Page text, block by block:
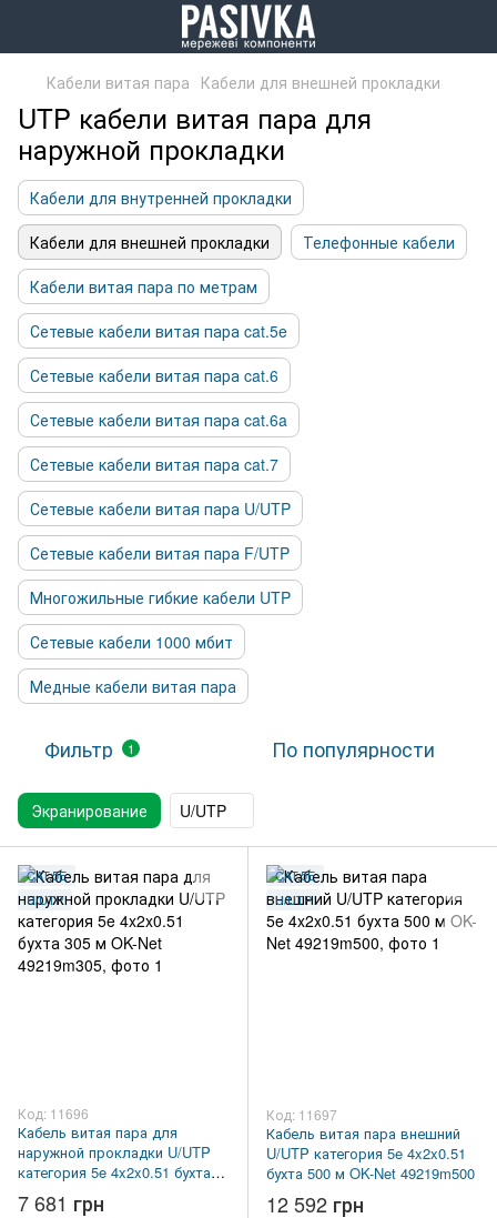
Кабели витая пара Кабели для внешней прокладки
UTP кабели витая пара для
наружной прокладки
Кабели для внутренней прокладки
Кабели для внешней прокладки
Телефонные кабели
Кабели витая пара по метрам
Сетевые кабели витая пара cat.5e
Сетевые кабели витая пара cat.6
Сетевые кабели витая пара cat.6a
Сетевые кабели витая пара cat.7
Сетевые кабели витая пара U/UTP
Сетевые кабели витая пара F/UTP
Многожильные гибкие кабели UTP
Сетевые кабели 1000 мбит
Медные кабели витая пара
Фильтр 1 По популярности
Экранирование U/UTP
CAT.5E
U/UTP
Код: 11696
Кабель витая пара для
наружной прокладки U/UTP
категория 5e 4x2x0.51 бухта
305 м OK-Net 49219m305
7 681 грн
CAT.5E
U/UTP
Код: 11697
Кабель витая пара внешний
U/UTP категория 5e 4x2x0.51
бухта 500 м OK-Net 49219m500
12 592 грн